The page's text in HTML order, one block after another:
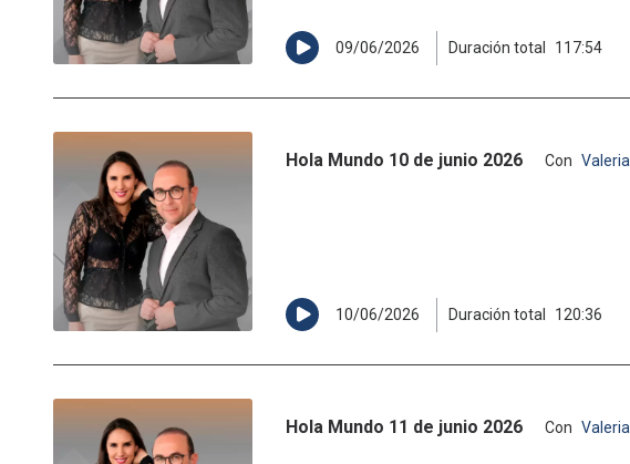
09/06/2026 Duración total 117:54
Hola Mundo 10 de junio 2026 Con
10/06/2026 Duración total 120:36
Hola Mundo 11 de junio 2026 Con